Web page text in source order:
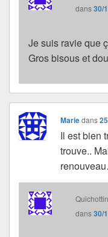
dans30/
Je suis ravie que
Gros bisous et
Mariedans
Il est bien
trouve..
dans30/